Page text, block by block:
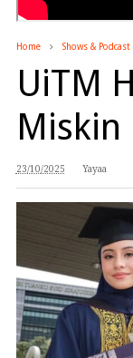
Home Shows & Podcast
UiTM
Miskin
23/10/2025 Yayaa